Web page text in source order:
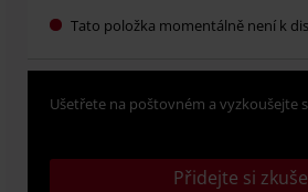
Tato položka momentálně není k
Ušetřete na poštovném a vyzkoušejte
Přidejte si